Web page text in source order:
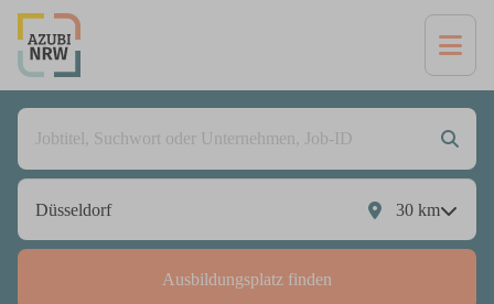
30 km
Ausbildungsplatz finden